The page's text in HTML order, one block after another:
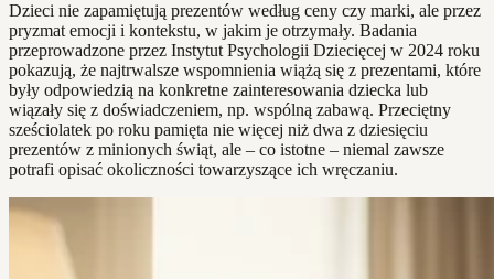
Dzieci nie zapamiętują prezentów według ceny czy marki, ale przez
pryzmat emocji i kontekstu, w jakim je otrzymały. Badania
przeprowadzone przez Instytut Psychologii Dziecięcej w 2024 roku
pokazują, że najtrwalsze wspomnienia wiążą się z prezentami, które
były odpowiedzią na konkretne zainteresowania dziecka lub
wiązały się z doświadczeniem, np. wspólną zabawą. Przeciętny
sześciolatek po roku pamięta nie więcej niż dwa z dziesięciu
prezentów z minionych świąt, ale – co istotne – niemal zawsze
potrafi opisać okoliczności towarzyszące ich wręczaniu.